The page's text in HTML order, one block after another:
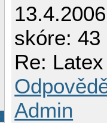
skóre:
Re:
Admin